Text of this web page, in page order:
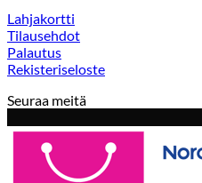
Lahjakortti
Tilausehdot
Palautus
Rekisteriseloste
Seuraa meitä